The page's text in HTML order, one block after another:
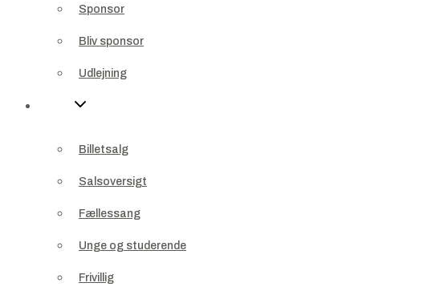
Udlejning
Info
Fællessang
Unge og studerende
Frivillig
GDPR
Kontakt
Sponsor
Bliv sponsor
Udlejning
Billetsalg
Salsoversigt
Fællessang
Unge og studerende
Frivillig